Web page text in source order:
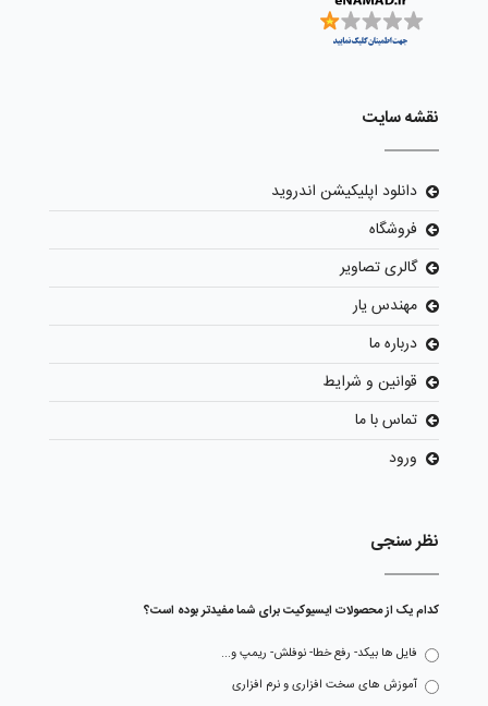
نقشه سایت
دانلود اپلیکیشن اندروید
فروشگاه
گالری تصاویر
مهندس یار
درباره ما
قوانین و شرایط
تماس با ما
ورود
نظر سنجی
کدام یک از محصولات ایسیوکیت برای شما مفیدتر بوده است؟
فایل ها بیکد- رفع خطا- نوفلش- ریمپ و...
آموزش های سخت افزاری و نرم افزاری